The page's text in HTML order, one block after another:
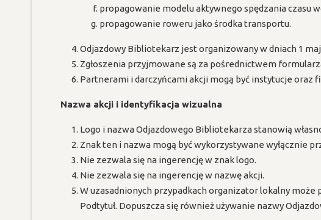
propagowanie modelu aktywnego spędzania czasu
propagowanie roweru jako środka transportu.
Odjazdowy Bibliotekarz jest organizowany w dniach 1
Zgłoszenia przyjmowane są za pośrednictwem
Partnerami i darczyńcami akcji mogą być instytucje oraz
Nazwa akcji i identyfikacja wizualna
Logo i nazwa Odjazdowego Bibliotekarza stanowią
Znak ten i nazwa mogą być wykorzystywane wyłącznie
Nie zezwala się na ingerencję w znak logo.
Nie zezwala się na ingerencję w nazwę akcji.
W uzasadnionych przypadkach organizator lokalny
Podtytuł. Dopuszcza się również używanie nazwy